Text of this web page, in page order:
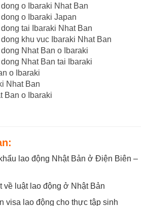
o Ibaraki Nhat Ban
o Ibaraki Japan
tai Ibaraki Nhat Ban
khu vuc Ibaraki Nhat Ban
Nhat Ban o Ibaraki
Nhat Ban tai Ibaraki
o Ibaraki
Nhat Ban
Ban o Ibaraki
lao động Nhật Bản ở Điện Biên –
về luật lao động ở Nhật Bản
visa lao động cho thực tập sinh